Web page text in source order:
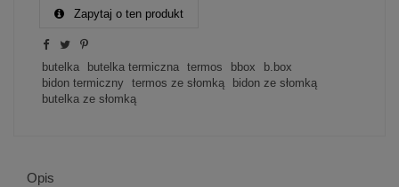
Zapytaj o ten produkt
butelka butelka termiczna termos bbox
b.box
bidon termiczny
termos ze słomką
bidon ze słomką
butelka ze słomką
Opis